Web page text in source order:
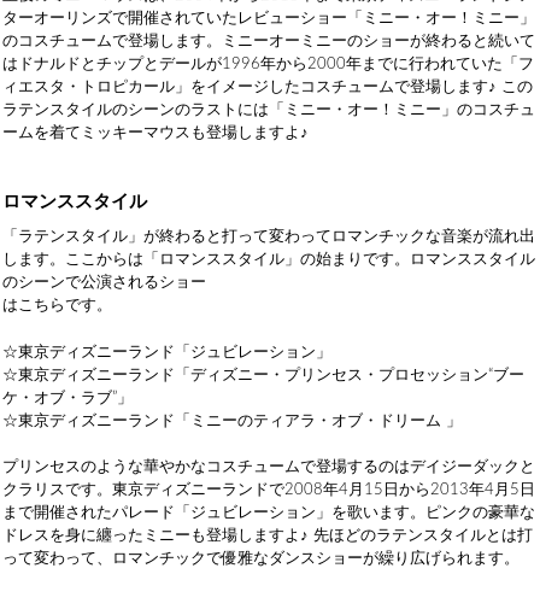
ターオーリンズで開催されていたレビューショー「ミニー・オー！ミニー」
のコスチュームで登場します。ミニーオーミニーのショーが終わると続いて
はドナルドとチップとデールが1996年から2000年までに行われていた「フ
ィエスタ・トロピカール」をイメージしたコスチュームで登場します♪ この
ラテンスタイルのシーンのラストには「ミニー・オー！ミニー」のコスチュ
ームを着てミッキーマウスも登場しますよ♪
ロマンススタイル
「ラテンスタイル」が終わると打って変わってロマンチックな音楽が流れ出
します。ここからは「ロマンススタイル」の始まりです。ロマンススタイル
のシーンで公演されるショー
はこちらです。
☆東京ディズニーランド「ジュビレーション」
☆東京ディズニーランド「ディズニー・プリンセス・プロセッション“ブー
ケ・オブ・ラブ”」
☆東京ディズニーランド「ミニーのティアラ・オブ・ドリーム 」
プリンセスのような華やかなコスチュームで登場するのはデイジーダックと
クラリスです。東京ディズニーランドで2008年4月15日から2013年4月5日
まで開催されたパレード「ジュビレーション」を歌います。ピンクの豪華な
ドレスを身に纏ったミニーも登場しますよ♪ 先ほどのラテンスタイルとは打
って変わって、ロマンチックで優雅なダンスショーが繰り広げられます。